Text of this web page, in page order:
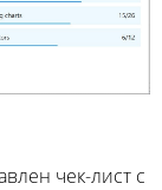
чек-лист с